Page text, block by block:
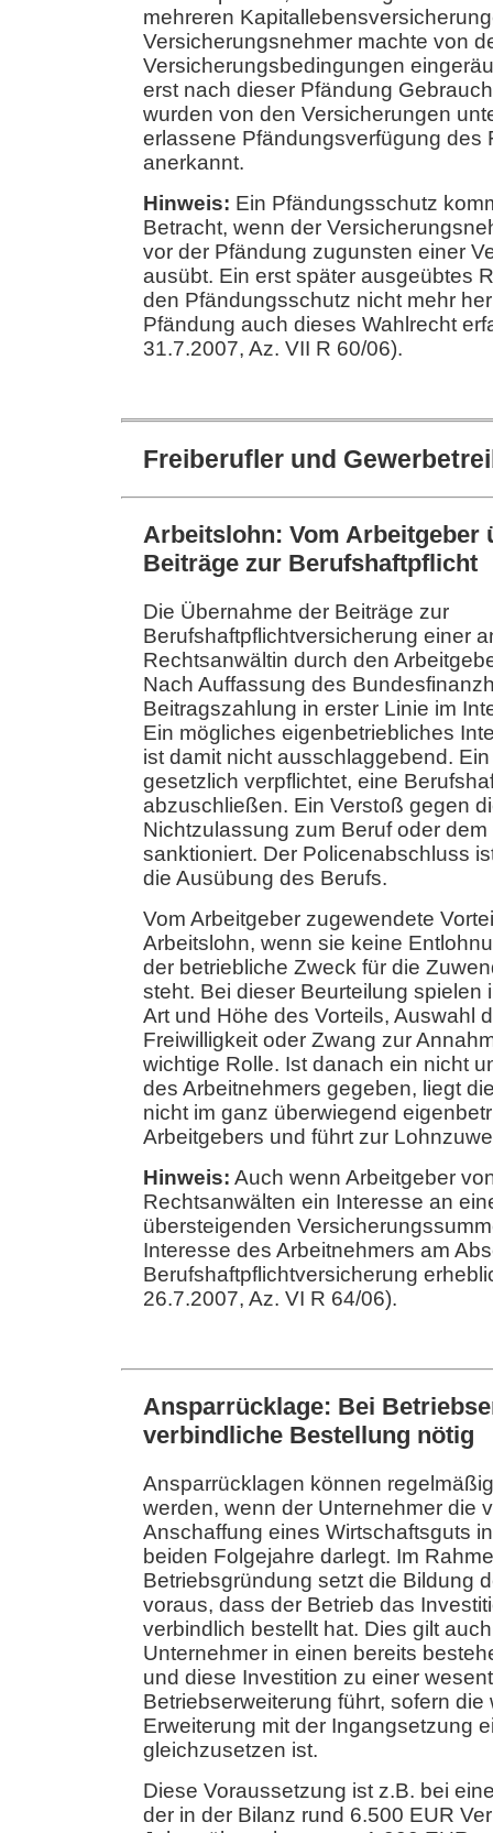
mehreren
Versicherungsnehmer machte von
Versicherungsbedingungen
erst nach dieser Pfändung
wurden von den Versicherungen
erlassene Pfändungsverfügung des
anerkannt.
Hinweis: Ein Pfändungsschutz
Betracht, wenn der
vor der Pfändung zugunsten einer
ausübt. Ein erst später ausgeübtes
den Pfändungsschutz nicht mehr
Pfändung auch dieses Wahlrecht
31.7.2007, Az. VII R 60/06).
Freiberufler und
Arbeitslohn: Vom Arbeitgeber
Beiträge zur Berufshaftpflicht
Die Übernahme der Beiträge zur
Berufshaftpflichtversicherung einer
Rechtsanwältin durch den
Nach Auffassung des
Beitragszahlung in erster Linie im
Ein mögliches eigenbetriebliches
ist damit nicht ausschlaggebend.
gesetzlich verpflichtet, eine
abzuschließen. Ein Verstoß gegen
Nichtzulassung zum Beruf oder
sanktioniert. Der Policenabschluss
die Ausübung des Berufs.
Vom Arbeitgeber zugewendete
Arbeitslohn, wenn sie keine
der betriebliche Zweck für die
steht. Bei dieser Beurteilung spielen
Art und Höhe des Vorteils, Auswahl
Freiwilligkeit oder Zwang zur
wichtige Rolle. Ist danach ein nicht
des Arbeitnehmers gegeben, liegt
nicht im ganz überwiegend
Arbeitgebers und führt zur
Hinweis: Auch wenn Arbeitgeber
Rechtsanwälten ein Interesse an
übersteigenden
Interesse des Arbeitnehmers am
Berufshaftpflichtversicherung
26.7.2007, Az. VI R 64/06).
Ansparrücklage: Bei
verbindliche Bestellung nötig
Ansparrücklagen können
werden, wenn der Unternehmer die
Anschaffung eines Wirtschaftsguts
beiden Folgejahre darlegt. Im
Betriebsgründung setzt die Bildung
voraus, dass der Betrieb das
verbindlich bestellt hat. Dies gilt
Unternehmer in einen bereits
und diese Investition zu einer
Betriebserweiterung führt, sofern die
Erweiterung mit der Ingangsetzung
gleichzusetzen ist.
Diese Voraussetzung ist z.B. bei
der in der Bilanz rund 6.500 EUR